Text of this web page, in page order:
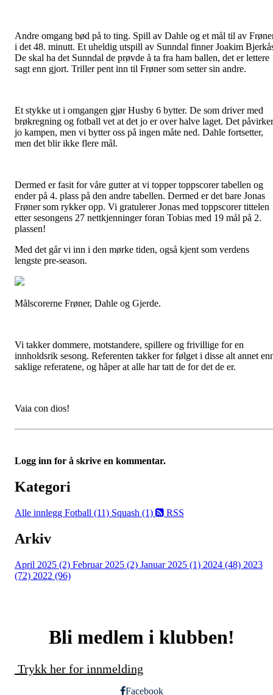
Andre omgang bød på to ting. Spill av Dahle og et mål til av
i det 48. minutt. Et uheldig utspill av Sunndal finner Joakim
De skal ha det Sunndal de prøvde å ta fra ham ballen, det er lettere
sagt enn gjort. Triller pent inn til Frøner som setter sin andre.
Et stykke ut i omgangen gjør Husby 6 bytter. De som driver med
brøkregning og fotball vet at det jo er over halve laget. Det påvirker
jo kampen, men vi bytter oss på ingen måte ned. Dahle fortsetter,
men det blir ikke flere mål.
Dermed er fasit for våre gutter at vi topper toppscorer tabellen og
ender på 4. plass på den andre tabellen. Dermed er det bare Jonas
Frøner som rykker opp. Vi gratulerer Jonas med toppscorer tittelen
etter sesongens 27 nettkjenninger foran Tobias med 19 mål på 2.
plassen!
Med det går vi inn i den mørke tiden, også kjent som verdens
lengste pre-season.
Målscorerne Frøner, Dahle og Gjerde.
Vi takker dommere, motstandere, spillere og frivillige for en
innholdsrik sesong. Referenten takker for følget i disse alt annet
saklige referatene, og håper at alle har tatt de for det de er.
Vaia con dios!
Logg inn for å skrive en kommentar.
Kategori
Alle innlegg Fotball (11) Squash (1) RSS
Arkiv
April 2025 (2) Februar 2025 (2) Januar 2025 (1) 2024 (48) 2023
(72) 2022 (96)
Bli medlem i klubben!
Trykk her for innmelding
Facebook